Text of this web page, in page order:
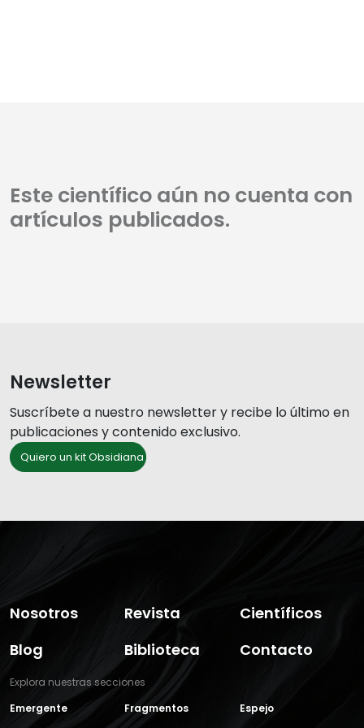
Este científico aún no cuenta con
artículos publicados.
Newsletter
Suscríbete a nuestro newsletter y recibe lo último en
publicaciones y contenido exclusivo.
Quiero un kit Obsidiana
Nosotros Revista
Científicos
Blog
Biblioteca Contacto
Explora nuestras secciones
Emergente
Fragmentos
Espejo